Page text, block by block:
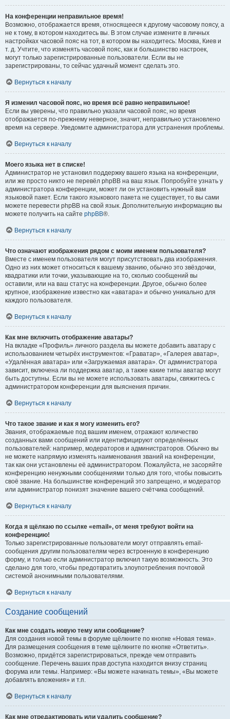
На конференции неправильное время!
Возможно, отображается время, относящееся к другому часовому поясу, а
не к тому, в котором находитесь вы. В этом случае измените в личных
настройках часовой пояс на тот, в котором вы находитесь: Москва, Киев и
т. д. Учтите, что изменять часовой пояс, как и большинство настроек,
могут только зарегистрированные пользователи. Если вы не
зарегистрированы, то сейчас удачный момент сделать это.
Вернуться к началу
Я изменил часовой пояс, но время всё равно неправильное!
Если вы уверены, что правильно указали часовой пояс, но время
отображается по-прежнему неверное, значит, неправильно установлено
время на сервере. Уведомите администратора для устранения проблемы.
Вернуться к началу
Моего языка нет в списке!
Администратор не установил поддержку вашего языка на конференции,
или же просто никто не перевёл phpBB на ваш язык. Попробуйте узнать у
администратора конференции, может ли он установить нужный вам
языковой пакет. Если такого языкового пакета не существует, то вы сами
можете перевести phpBB на свой язык. Дополнительную информацию вы
можете получить на сайте phpBB®.
Вернуться к началу
Что означают изображения рядом с моим именем пользователя?
Вместе с именем пользователя могут присутствовать два изображения.
Одно из них может относиться к вашему званию, обычно это звёздочки,
квадратики или точки, указывающие на то, сколько сообщений вы
оставили, или на ваш статус на конференции. Другое, обычно более
крупное, изображение известно как «аватара» и обычно уникально для
каждого пользователя.
Вернуться к началу
Как мне включить отображение аватары?
На вкладке «Профиль» личного раздела вы можете добавить аватару с
использованием четырёх инструментов: «Граватар», «Галерея аватар»,
«Удалённая аватара» или «Загружаемая аватара». От администратора
зависит, включена ли поддержка аватар, а также какие типы аватар могут
быть доступны. Если вы не можете использовать аватары, свяжитесь с
администратором конференции для выяснения причин.
Вернуться к началу
Что такое звание и как я могу изменить его?
Звания, отображаемые под вашим именем, отражают количество
созданных вами сообщений или идентифицируют определённых
пользователей: например, модераторов и администраторов. Обычно вы
не можете напрямую изменять наименования званий на конференции,
так как они установлены её администратором. Пожалуйста, не засоряйте
конференцию ненужными сообщениями только для того, чтобы повысить
своё звание. На большинстве конференций это запрещено, и модератор
или администратор понизят значение вашего счётчика сообщений.
Вернуться к началу
Когда я щёлкаю по ссылке «email», от меня требуют войти на
конференцию!
Только зарегистрированные пользователи могут отправлять email-
сообщения другим пользователям через встроенную в конференцию
форму, и только если администратор включил такую возможность. Это
сделано для того, чтобы предотвратить злоупотребления почтовой
системой анонимными пользователями.
Вернуться к началу
Создание сообщений
Как мне создать новую тему или сообщение?
Для создания новой темы в форуме щёлкните по кнопке «Новая тема».
Для размещения сообщения в теме щёлкните по кнопке «Ответить».
Возможно, придётся зарегистрироваться, прежде чем отправить
сообщение. Перечень ваших прав доступа находится внизу страниц
форума или темы. Например: «Вы можете начинать темы», «Вы можете
добавлять вложения» и т.п.
Вернуться к началу
Как мне отредактировать или удалить сообщение?